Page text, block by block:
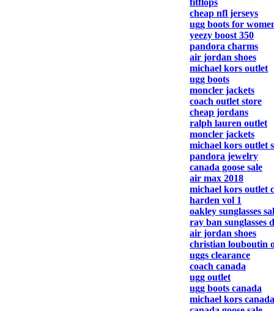
fitflops
cheap nfl jerseys
ugg boots for
yeezy boost 350
pandora charms
air jordan shoes
michael kors outlet
ugg boots
moncler jackets
coach outlet store
cheap jordans
ralph lauren outlet
moncler jackets
michael kors outlet
pandora jewelry
canada goose sale
air max 2018
michael kors outlet
harden vol 1
oakley sunglasses
ray ban sunglasses
air jordan shoes
christian louboutin
uggs clearance
coach canada
ugg outlet
ugg boots canada
michael kors canada